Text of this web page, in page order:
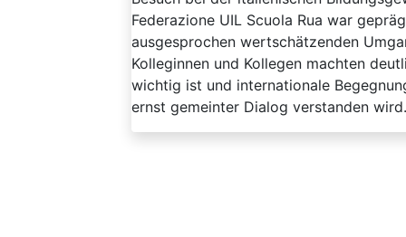
Federazione UIL Scuola Rua war
ausgesprochen wertschätzenden
Kolleginnen und Kollegen machten
wichtig ist und internationale
ernst gemeinter Dialog verstanden